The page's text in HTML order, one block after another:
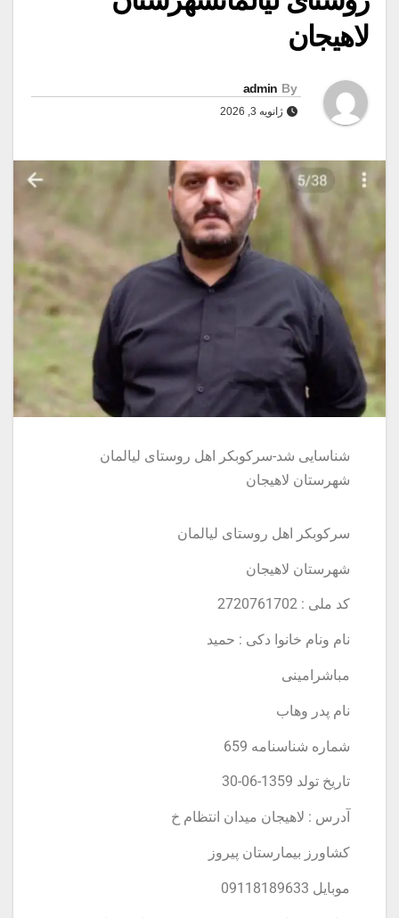
لاهيجان
By
admin
ژانویه 3, 2026
شناسایی شد-سركوبكر اهل روستاى ليالمان
شهرستان لاهيجان
سركوبكر اهل روستاى ليالمان
شهرستان لاهيجان
كد ملى : 2720761702
نام ونام خانوا دكى : حميد
مباشرامينى
نام پدر وهاب
شماره شناسنامه 659
تاريخ تولد 1359-06-30
آدرس : لاهيجان ميدان انتظام خ
كشاورز بيمارستان پيروز
موبايل 09118189633